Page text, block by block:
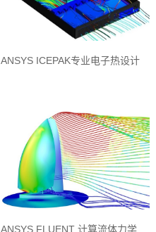
ANSYS ICEPAK专业电子热设计
ANSYS FLUENT 计算流体力学